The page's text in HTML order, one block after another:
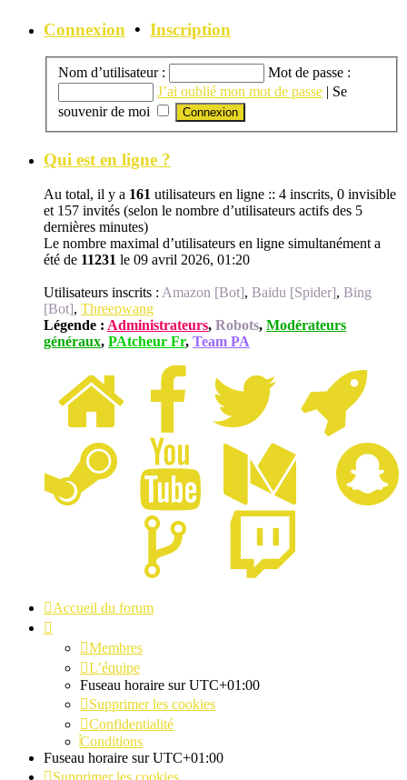
Connexion • Inscription
Nom d’utilisateur :
Mot de passe :
J’ai oublié mon mot de passe | Se
souvenir de moi
Qui est en ligne ?
Au total, il y a 161 utilisateurs en ligne :: 4 inscrits, 0 invisible
et 157 invités (selon le nombre d’utilisateurs actifs des 5
dernières minutes)
Le nombre maximal d’utilisateurs en ligne simultanément a
été de 11231 le 09 avril 2026, 01:20
Utilisateurs inscrits : Amazon [Bot], Baidu [Spider], Bing
[Bot], Threepwang
Légende : Administrateurs, Robots, Modérateurs
généraux, PAtcheur Fr, Team PA
Accueil du forum
Membres
L’équipe
Fuseau horaire surUTC+01:00
Supprimer les cookies
Confidentialité
Conditions
Fuseau horaire surUTC+01:00